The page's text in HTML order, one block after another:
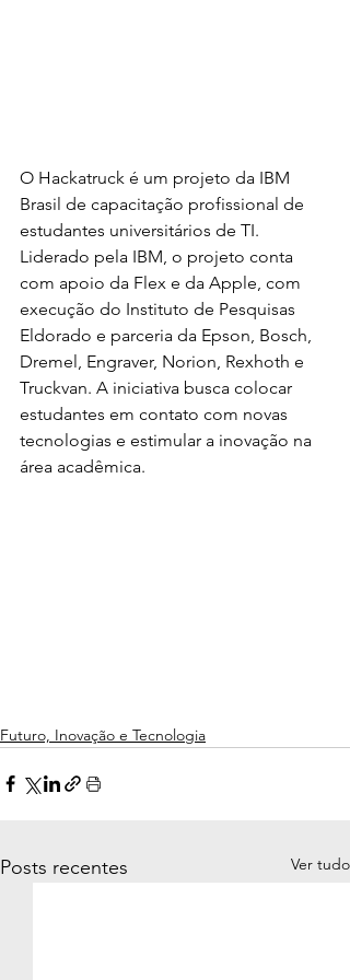
O Hackatruck é um projeto da IBM
Brasil de capacitação profissional de
estudantes universitários de TI.
Liderado pela IBM, o projeto conta
com apoio da Flex e da Apple, com
execução do Instituto de Pesquisas
Eldorado e parceria da Epson, Bosch,
Dremel, Engraver, Norion, Rexhoth e
Truckvan. A iniciativa busca colocar
estudantes em contato com novas
tecnologias e estimular a inovação na
área acadêmica.
Futuro, Inovação e Tecnologia
Posts recentes Ver tudo